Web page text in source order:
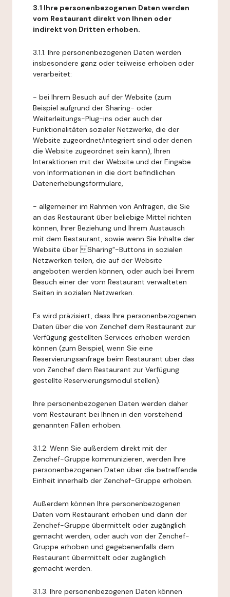
3.1 Ihre personenbezogenen Daten werden
vom Restaurant direkt von Ihnen oder
indirekt von Dritten erhoben.
3.1.1. Ihre personenbezogenen Daten werden
insbesondere ganz oder teilweise erhoben oder
verarbeitet:
- bei Ihrem Besuch auf der Website (zum
Beispiel aufgrund der Sharing- oder
Weiterleitungs-Plug-ins oder auch der
Funktionalitäten sozialer Netzwerke, die der
Website zugeordnet/integriert sind oder denen
die Website zugeordnet sein kann), Ihren
Interaktionen mit der Website und der Eingabe
von Informationen in die dort befindlichen
Datenerhebungsformulare,
- allgemeiner im Rahmen von Anfragen, die Sie
an das Restaurant über beliebige Mittel richten
können, Ihrer Beziehung und Ihrem Austausch
mit dem Restaurant, sowie wenn Sie Inhalte der
Website über Sharing"-Buttons in sozialen
Netzwerken teilen, die auf der Website
angeboten werden können, oder auch bei Ihrem
Besuch einer der vom Restaurant verwalteten
Seiten in sozialen Netzwerken.
Es wird präzisiert, dass Ihre personenbezogenen
Daten über die von Zenchef dem Restaurant zur
Verfügung gestellten Services erhoben werden
können (zum Beispiel, wenn Sie eine
Reservierungsanfrage beim Restaurant über das
von Zenchef dem Restaurant zur Verfügung
gestellte Reservierungsmodul stellen).
Ihre personenbezogenen Daten werden daher
vom Restaurant bei Ihnen in den vorstehend
genannten Fällen erhoben.
3.1.2. Wenn Sie außerdem direkt mit der
Zenchef-Gruppe kommunizieren, werden Ihre
personenbezogenen Daten über die betreffende
Einheit innerhalb der Zenchef-Gruppe erhoben.
Außerdem können Ihre personenbezogenen
Daten vom Restaurant erhoben und dann der
Zenchef-Gruppe übermittelt oder zugänglich
gemacht werden, oder auch von der Zenchef-
Gruppe erhoben und gegebenenfalls dem
Restaurant übermittelt oder zugänglich
gemacht werden.
3.1.3. Ihre personenbezogenen Daten können